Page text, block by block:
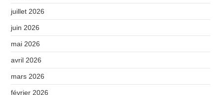
juillet 2026
juin 2026
mai 2026
avril 2026
mars 2026
février 2026